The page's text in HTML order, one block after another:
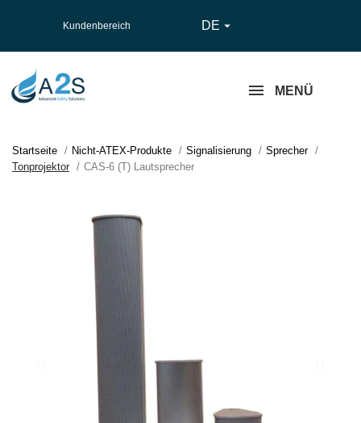
Kundenbereich DE 
MENÜ
Startseite Nicht-ATEX-Produkte Signalisierung
Sprecher
Tonprojektor
CAS-6 (T) Lautsprecher